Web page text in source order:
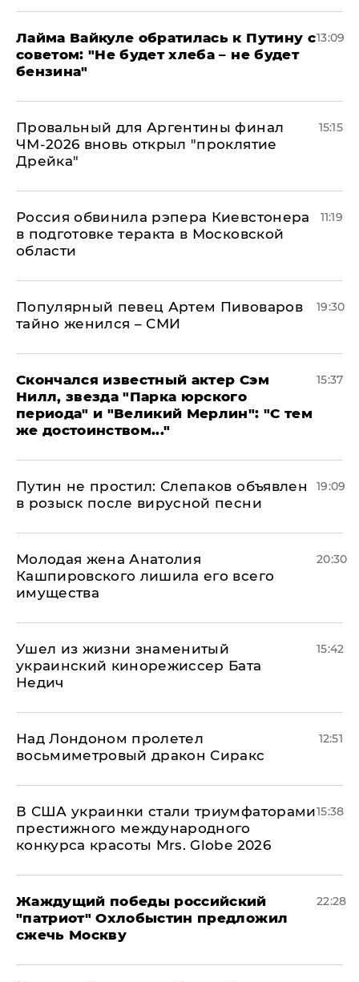
Лайма Вайкуле обратилась к Путину с
советом: "Не будет хлеба – не будет
бензина"
13:09
Провальный для Аргентины финал
ЧМ-2026 вновь открыл "проклятие
Дрейка"
15:15
Россия обвинила рэпера Киевстонера
в подготовке теракта в Московской
области
11:19
Популярный певец Артем Пивоваров
тайно женился – СМИ
19:30
Скончался известный актер Сэм
Нилл, звезда "Парка юрского
периода" и "Великий Мерлин": "С тем
же достоинством..."
15:37
Путин не простил: Слепаков объявлен
в розыск после вирусной песни
19:09
Молодая жена Анатолия
Кашпировского лишила его всего
имущества
20:30
Ушел из жизни знаменитый
украинский кинорежиссер Бата
Недич
15:42
Над Лондоном пролетел
восьмиметровый дракон Сиракс
12:51
В США украинки стали триумфаторами
престижного международного
конкурса красоты Mrs. Globe 2026
15:38
Жаждущий победы российский
"патриот" Охлобыстин предложил
сжечь Москву
22:28